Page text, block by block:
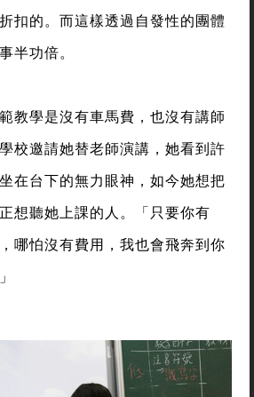
扣的。而這樣透過自發性的團體
半功倍。
教學是沒有車馬費，也沒有講師
校邀請她替老師演講，她看到許
在台下的無力眼神，如今她想把
想聽她上課的人。「只要你有
哪怕沒有費用，我也會飛奔到你